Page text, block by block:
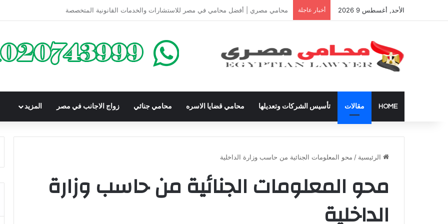
الأحد, أغسطس 9 2026 أخبار عاجلة دعوى تعيين قيم على المحكوم عليه بعقوبة سالبة للحرية | الشروط والصيغة القانونية
HOME مقالات تأسيس الشركات وتعديلها محامي قضايا الاسره محامي جنائي زواج الاجانب في مصر المزيد
الرئيسية / محو المعلومات الجنائية من حاسب وزارة الداخلية
محو المعلومات الجنائية من حاسب وزارة
الداخلية